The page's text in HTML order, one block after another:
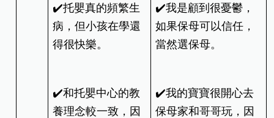
✔️托嬰真的頻繁生
病，但小孩在學還
得很快樂。
✔️和托嬰中心的教
養理念較一致，因
✔️我是顧到很憂鬱，
如果保母可以信任，
當然選保母。
✔️我的寶寶很開心去
保母家和哥哥玩，因